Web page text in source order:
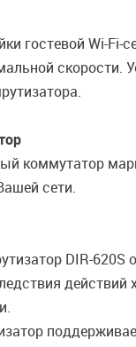
гостевой Wi-
скорости.
коммутатор
сети.
DIR-